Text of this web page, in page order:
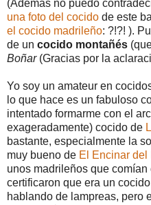
(Además no puedo
una foto del cocido de este
el cocido madrileño: ?!?! ).
de un cocido montañés
Boñar(Gracias por la
Yo soy un amateur en
lo que hace es un fabuloso
intentado formarme con el
exageradamente) cocido de
bastante, especialmente la
muy bueno de El Encinar del
unos madrileños que
certificaron que era un
hablando de lampreas, pero